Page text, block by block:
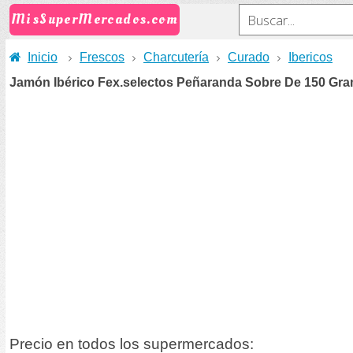
MisSuperMercados.com
Inicio Frescos Charcutería Curado
Ibericos
Jamón Ibérico Fex.selectos Peñaranda Sobre De 150
Precio en todos los supermercados: